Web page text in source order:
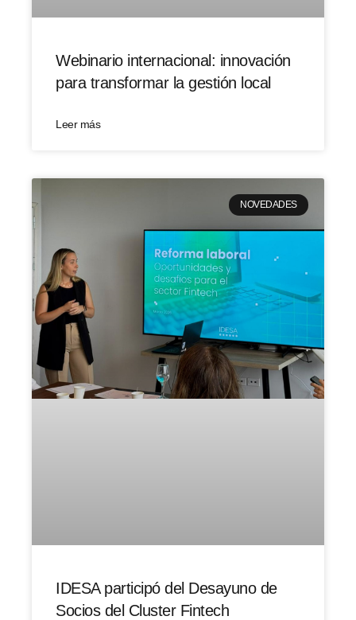
Webinario internacional: innovación
para transformar la gestión local
Leer más
NOVEDADES
IDESA participó del Desayuno de
Socios del Cluster Fintech